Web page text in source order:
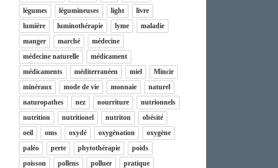
légumes
légumineuses light
livre
lumière
luminothérapie lyme
maladie
manger
marché
médecine
médecine naturelle
médicament
médicaments
méditerranéen miel
Mincir
minéraux
mode de vie monnaie
naturel
naturopathes
nez nourriture
nutrionnels
nutrition
nutritionel nutriton
obésité
oeil
oms oxydé oxygénation
oxygène
paléo
perte phytothérapie
poids
poisson
pollens polluer
pratique